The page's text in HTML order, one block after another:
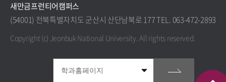
새만금프런티어캠퍼스
(54001) 전북특별자치도 군산시 산단남북로 177 TEL. 063-472-2893
Copyright (c) Jeonbuk National University.All rights reserved.